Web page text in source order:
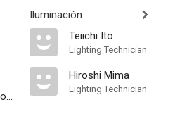
Yoshinobu Nishioka
Iluminación
Teiichi Ito
Lighting Technician
Hiroshi Mima
Lighting Technician